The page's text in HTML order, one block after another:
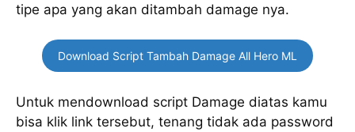
tipe apa yang akan ditambah damage nya.
Download Script Tambah Damage All Hero ML
Untuk mendownload script Damage diatas kamu
bisa klik link tersebut, tenang tidak ada password